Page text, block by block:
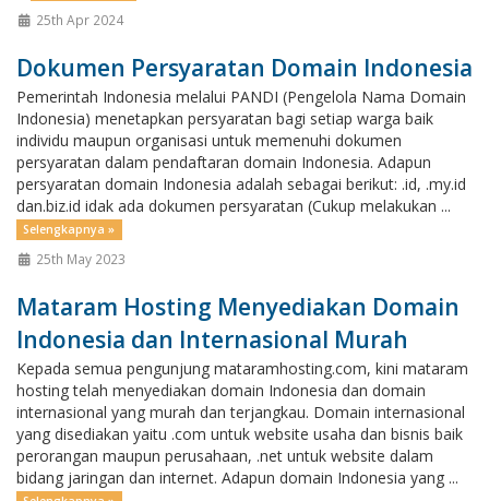
25th Apr 2024
Dokumen Persyaratan Domain Indonesia
Pemerintah Indonesia melalui PANDI (Pengelola Nama Domain
Indonesia) menetapkan persyaratan bagi setiap warga baik
individu maupun organisasi untuk memenuhi dokumen
persyaratan dalam pendaftaran domain Indonesia. Adapun
persyaratan domain Indonesia adalah sebagai berikut: .id, .my.id
dan.biz.id idak ada dokumen persyaratan (Cukup melakukan ...
Selengkapnya »
25th May 2023
Mataram Hosting Menyediakan Domain
Indonesia dan Internasional Murah
Kepada semua pengunjung mataramhosting.com, kini mataram
hosting telah menyediakan domain Indonesia dan domain
internasional yang murah dan terjangkau. Domain internasional
yang disediakan yaitu .com untuk website usaha dan bisnis baik
perorangan maupun perusahaan, .net untuk website dalam
bidang jaringan dan internet. Adapun domain Indonesia yang ...